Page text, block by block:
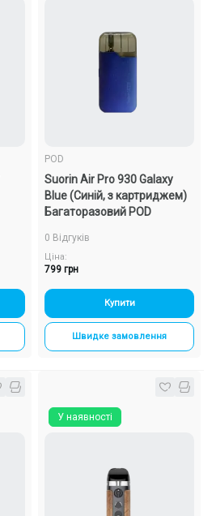
POD
Suorin Air Pro 930 Galaxy
Blue (Синій, з картриджем)
Багаторазовий POD
0 Відгуків
Ціна:
799 грн
Купити
Швидке замовлення
У наявності